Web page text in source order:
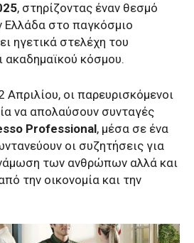
, στηρίζοντας έναν θεσμό
Ελλάδα στο παγκόσμιο
ηγετικά στελέχη του
ακαδημαϊκού κόσμου.
οι παρευρισκόμενοι
να απολαύσουν συνταγές
Professional, μέσα σε ένα
οι συζητήσεις για
των ανθρώπων αλλά και
την οικονομία και την